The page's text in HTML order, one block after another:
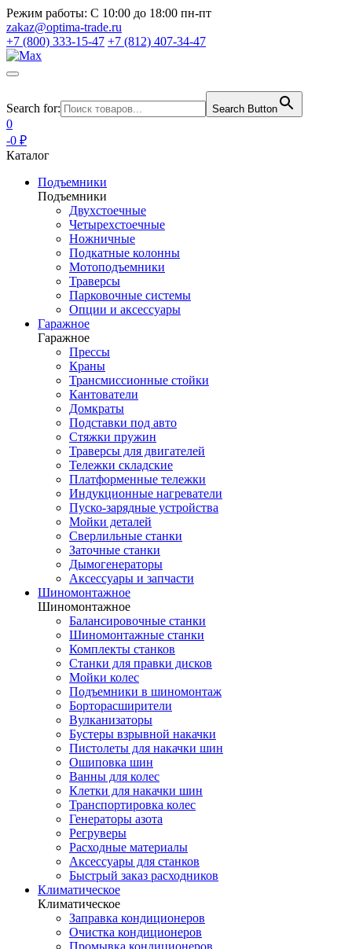
Режим работы: С 10:00 до 18:00 пн-пт
zakaz@optima-trade.ru
+7 (800) 333-15-47 +7 (812) 407-34-47
Search for: Search Button
0
-0 ₽
Каталог
Подъемники
Подъемники
Двухстоечные
Четырехстоечные
Ножничные
Подкатные колонны
Мотоподъемники
Траверсы
Парковочные системы
Опции и аксессуары
Гаражное
Гаражное
Прессы
Краны
Трансмиссионные стойки
Кантователи
Домкраты
Подставки под авто
Стяжки пружин
Траверсы для двигателей
Тележки складские
Платформенные тележки
Индукционные нагреватели
Пуско-зарядные устройства
Мойки деталей
Сверлильные станки
Заточные станки
Дымогенераторы
Аксессуары и запчасти
Шиномонтажное
Шиномонтажное
Балансировочные станки
Шиномонтажные станки
Комплекты станков
Станки для правки дисков
Мойки колес
Подъемники в шиномонтаж
Борторасширители
Вулканизаторы
Бустеры взрывной накачки
Пистолеты для накачки шин
Ошиповка шин
Ванны для колес
Клетки для накачки шин
Транспортировка колес
Генераторы азота
Регруверы
Расходные материалы
Аксессуары для станков
Быстрый заказ расходников
Климатическое
Климатическое
Заправка кондиционеров
Очистка кондиционеров
Промывка кондиционеров